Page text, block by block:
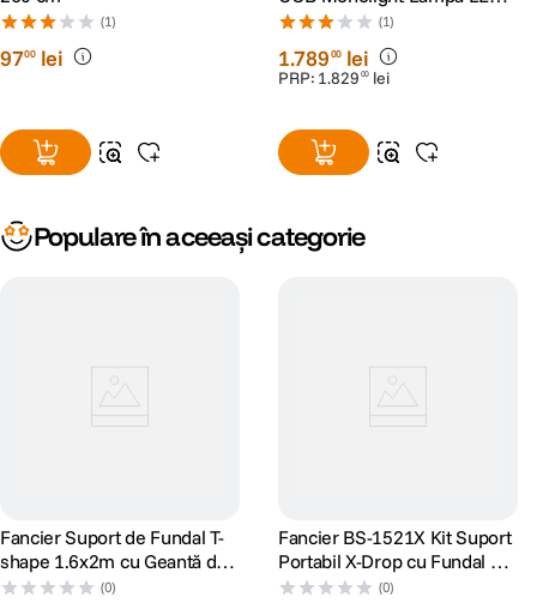
(1)
9700 lei
Bi-Color Pro Kit
(1)
1.78900 lei
PRP: 1.829 00 lei
Populare în aceeași categorie
Fancier Suport de Fundal T-
shape 1.6x2m cu Geantă de
Transport
(0)
Fancier BS-1521X Kit Suport
Portabil X-Drop cu Fundal Alb
1.5x2.1m
(0)